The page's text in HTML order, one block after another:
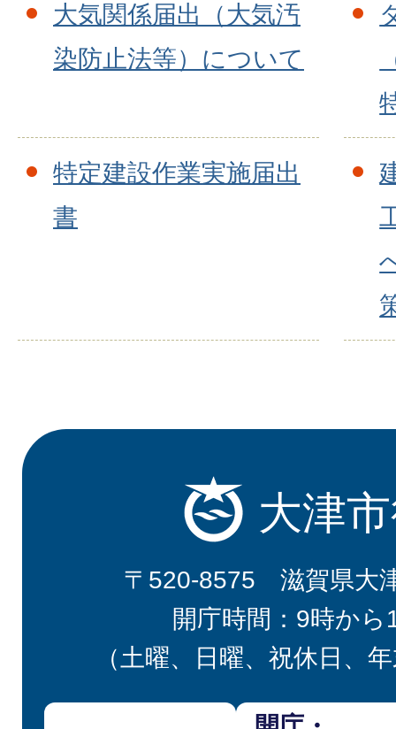
大気関係届出（大気汚
染防止法等）について
特定建設作業実施届出
書
大津
〒520-8575 滋賀県大
開庁時間：9時から
（土曜、日曜、祝休日、